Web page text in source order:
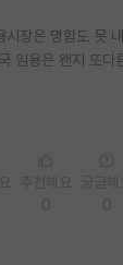
장은 명함도 못
임용은 왠지 또다